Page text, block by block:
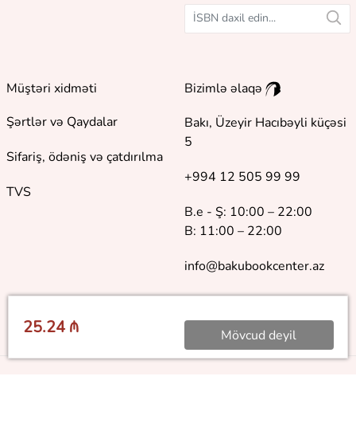
25.24 ₼ Mövcud deyil
Müştəri xidməti
Şərtlər və Qaydalar
Sifariş, ödəniş və çatdırılma
TVS
Bizimlə əlaqə
Bakı, Üzeyir Hacıbəyli küçəsi
5
+994 12 505 99 99
B.e - Ş: 10:00 – 22:00
B: 11:00 – 22:00
info@bakubookcenter.az